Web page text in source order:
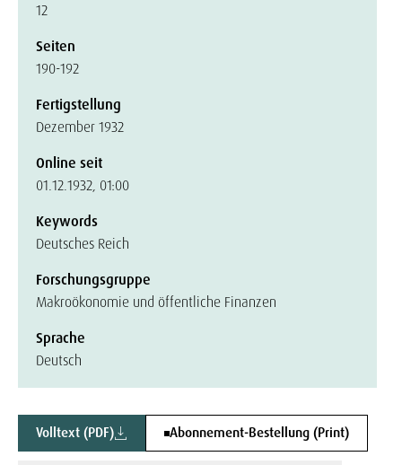
12
Seiten
190-192
Fertigstellung
Dezember 1932
Online seit
01.12.1932, 01:00
Keywords
Deutsches Reich
Forschungsgruppe
Makroökonomie und öffentliche Finanzen
Sprache
Deutsch
Volltext (PDF) Abonnement-Bestellung (Print)